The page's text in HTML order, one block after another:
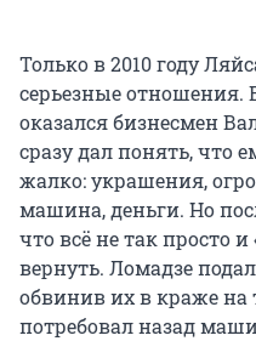
Только в 2010 году
серьезные
оказался бизнесмен
сразу дал понять, что
жалко: украшения,
машина, деньги. Но
что всё не так просто
вернуть. Ломадзе
обвинив их в краже
потребовал назад